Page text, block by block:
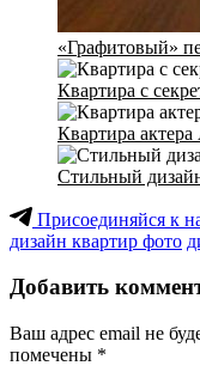
«Графитовый»
Квартира с
Квартира
Стильный
Присоединяйся к
дизайн квартир фото
Добавить
Ваш адрес email не
помечены *